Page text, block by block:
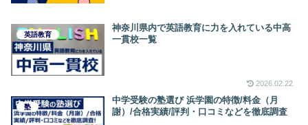
英語教育
神奈川県内で英語教育に力を入れている中高
一貫校一覧
2026.02.22
塾
中学受験の塾選び 浜学園の特徴/料金（月
謝）/合格実績/評判・口コミなどを徹底調査